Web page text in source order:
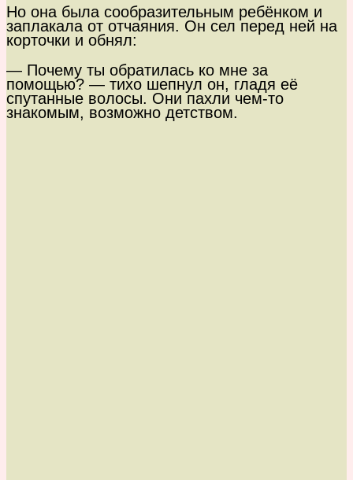
Но она была сообразительным ребёнком и
заплакала от отчаяния. Он сел перед ней на
корточки и обнял:
— Почему ты обратилась ко мне за
помощью? — тихо шепнул он, гладя её
спутанные волосы. Они пахли чем-то
знакомым, возможно детством.